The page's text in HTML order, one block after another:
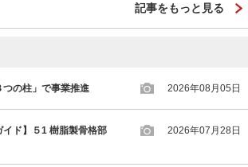
記事をもっと見る
の柱」で事業推進 2026年08月05日
ド】５1 樹脂製骨格部
2026年07月28日